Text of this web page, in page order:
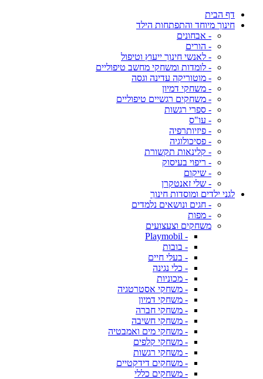
דף הבית
חינוך מיוחד והתפתחות הילד
- אבחונים
- הורים
- לאנשי חינוך ייעוץ וטיפול
- לומדות ומשחקי מחשב טיפוליים
- מוטוריקה עדינה וגסה
- משחקי דמיון
- משחקים רגשיים טיפוליים
- ספרי רגשות
- עו"ס
- פיזיותרפיה
- פסיכולוגיה
- קלינאות תקשורת
- ריפוי בעיסוק
- שיקום
- שלי זאנטקרן
לגני ילדים ומוסדות חינוך
- חגים ונושאים נלמדים
- מפות
משחקים וצעצועים
- Playmobil
- בובות
- בעלי חיים
- כלי נגינה
- מכוניות
- משחקי אסטרטגיה
- משחקי דמיון
- משחקי חברה
- משחקי חשיבה
- משחקי מים ואמבטיה
- משחקי קלפים
- משחקי רגשות
- משחקים דידקטיים
- משחקים כללי